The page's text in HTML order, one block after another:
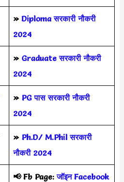
» Diploma सरकारी नौकरी
2024
» Graduate सरकारी नौकरी
2024
» PG पास सरकारी नौकरी
2024
» Ph.D/ M.Phil सरकारी
नौकरी 2024
📢 Fb Page:जॉइन Facebook